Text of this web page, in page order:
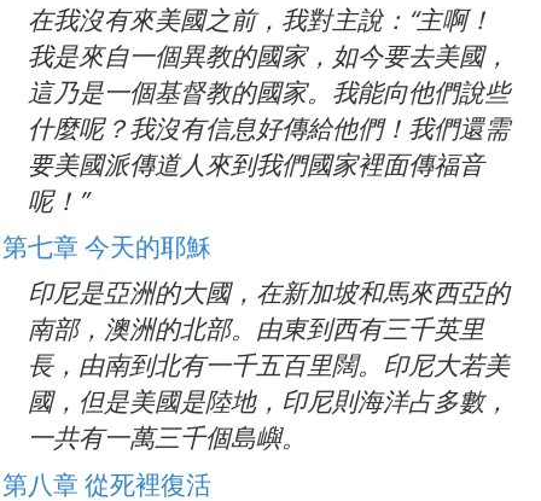
在我沒有來美國之前，我對主說：“主啊！
我是來自一個異教的國家，如今要去美國，
這乃是一個基督教的國家。我能向他們說些
什麼呢？我沒有信息好傳給他們！我們還需
要美國派傳道人來到我們國家裡面傳福音
呢！”
第七章 今天的耶穌
印尼是亞洲的大國，在新加坡和馬來西亞的
南部，澳洲的北部。由東到西有三千英里
長，由南到北有一千五百里闊。印尼大若美
國，但是美國是陸地，印尼則海洋占多數，
一共有一萬三千個島嶼。
第八章 從死裡復活